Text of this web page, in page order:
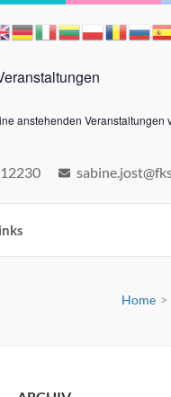
anstehenden Veranstaltungen
Home >